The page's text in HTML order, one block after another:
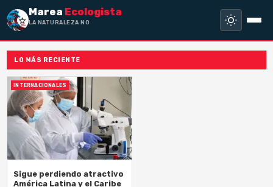
Marea Ecologista
LA NATURALEZA NO HA
LO MÁS RECIENTE
INTERNACIONALES
Sigue perdiendo atractivo
América Latina y el Caribe